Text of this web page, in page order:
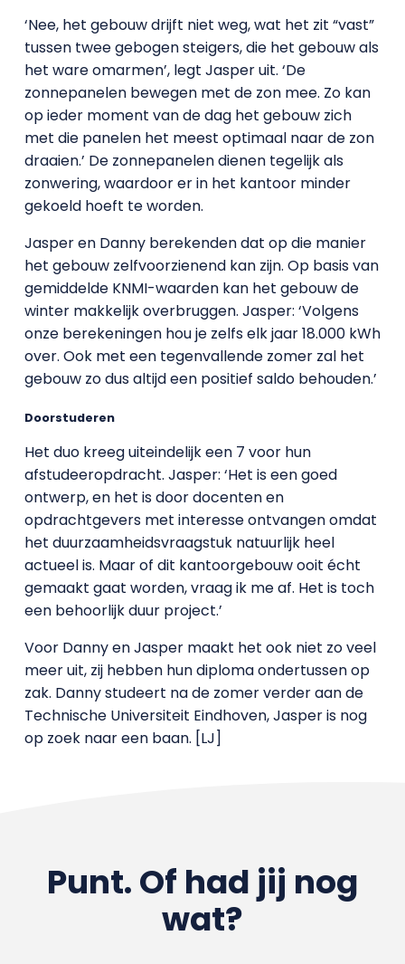
‘Nee, het gebouw drijft niet weg, wat het zit “vast”
tussen twee gebogen steigers, die het gebouw als
het ware omarmen’, legt Jasper uit. ‘De
zonnepanelen bewegen met de zon mee. Zo kan
op ieder moment van de dag het gebouw zich
met die panelen het meest optimaal naar de zon
draaien.’ De zonnepanelen dienen tegelijk als
zonwering, waardoor er in het kantoor minder
gekoeld hoeft te worden.
Jasper en Danny berekenden dat op die manier
het gebouw zelfvoorzienend kan zijn. Op basis van
gemiddelde KNMI-waarden kan het gebouw de
winter makkelijk overbruggen. Jasper: ‘Volgens
onze berekeningen hou je zelfs elk jaar 18.000 kWh
over. Ook met een tegenvallende zomer zal het
gebouw zo dus altijd een positief saldo behouden.’
Doorstuderen
Het duo kreeg uiteindelijk een 7 voor hun
afstudeeropdracht. Jasper: ‘Het is een goed
ontwerp, en het is door docenten en
opdrachtgevers met interesse ontvangen omdat
het duurzaamheidsvraagstuk natuurlijk heel
actueel is. Maar of dit kantoorgebouw ooit écht
gemaakt gaat worden, vraag ik me af. Het is toch
een behoorlijk duur project.’
Voor Danny en Jasper maakt het ook niet zo veel
meer uit, zij hebben hun diploma ondertussen op
zak. Danny studeert na de zomer verder aan de
Technische Universiteit Eindhoven, Jasper is nog
op zoek naar een baan. [LJ]
Punt. Of had jij nog
wat?